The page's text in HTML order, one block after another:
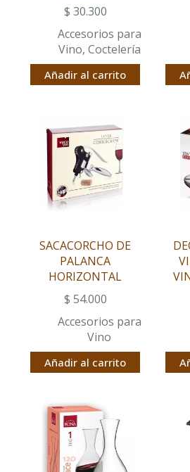
$ 30.300
Accesorios para
Vino, Coctelería
Añadir al carrito
SACACORCHO DE
PALANCA
HORIZONTAL
$ 54.000
Accesorios para
Vino
Añadir al carrito